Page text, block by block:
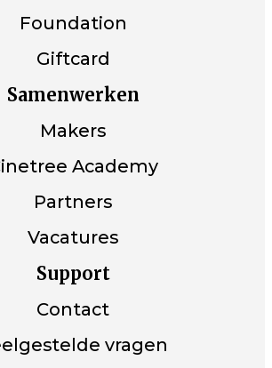
Foundation
Giftcard
Samenwerken
Makers
Academy
Partners
Vacatures
Support
Contact
vragen